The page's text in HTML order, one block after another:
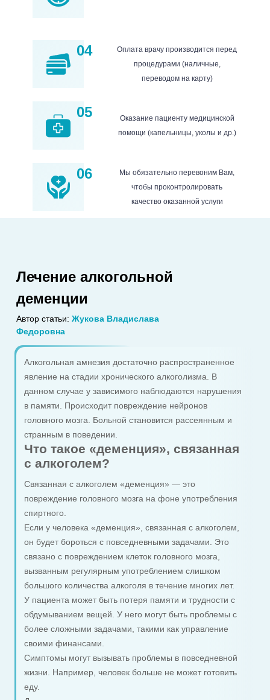
04
Оплата врачу производится перед
процедурами (наличные,
переводом на карту)
05
Оказание пациенту медицинской
помощи (капельницы, уколы и др.)
06
Мы обязательно перевоним Вам,
чтобы проконтролировать
качество оказанной услуги
Лечение алкогольной
деменции
Автор статьи: Жукова Владислава
Федоровна
Алкогольная амнезия достаточно распространенное
явление на стадии хронического алкоголизма. В
данном случае у зависимого наблюдаются нарушения
в памяти. Происходит повреждение нейронов
головного мозга. Больной становится рассеянным и
странным в поведении.
Что такое «деменция», связанная
с алкоголем?
Связанная с алкоголем «деменция» — это
повреждение головного мозга на фоне употребления
спиртного.
Если у человека «деменция», связанная с алкоголем,
он будет бороться с повседневными задачами. Это
связано с повреждением клеток головного мозга,
вызванным регулярным употреблением слишком
большого количества алкоголя в течение многих лет.
У пациента может быть потеря памяти и трудности с
обдумыванием вещей. У него могут быть проблемы с
более сложными задачами, такими как управление
своими финансами.
Симптомы могут вызывать проблемы в повседневной
жизни. Например, человек больше не может готовить
еду.